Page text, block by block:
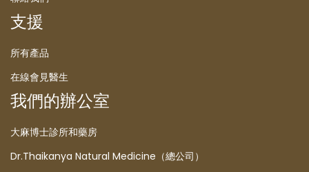
支援
所有產品
在線會見醫生
我們的辦公室
大麻博士診所和藥房
Dr.Thaikanya Natural Medicine（總公司）